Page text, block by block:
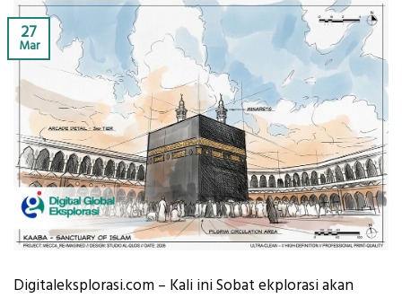
27
Mar
Digitaleksplorasi.com – Kali ini Sobat ekplorasi akan